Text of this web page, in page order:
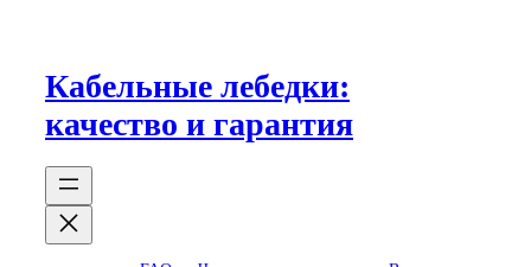
Кабельные лебедки:
качество и гарантия